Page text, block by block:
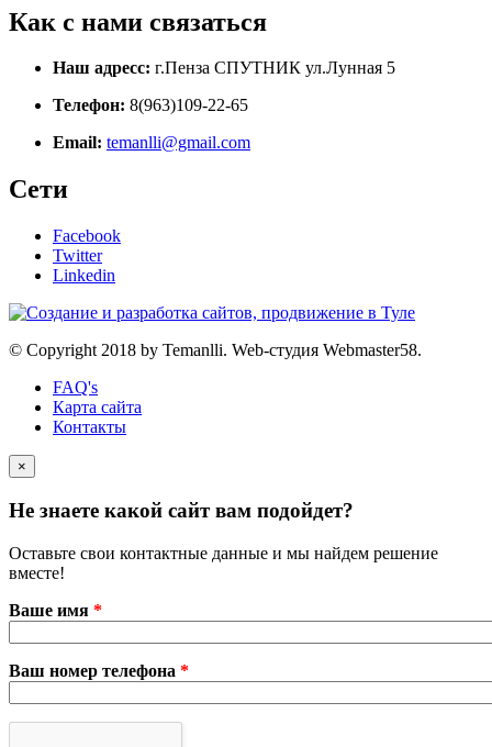
Как с нами связаться
Наш адресс: г.Пенза СПУТНИК ул.Лунная 5
Телефон: 8(963)109-22-65
Email: temanlli@gmail.com
Сети
Facebook
Twitter
Linkedin
© Copyright 2018 by Temanlli. Web-студия Webmaster58.
FAQ's
Карта сайта
Контакты
×
Не знаете какой сайт вам подойдет?
Оставьте свои контактные данные и мы найдем решение
вместе!
Ваше имя *
Ваш номер телефона *